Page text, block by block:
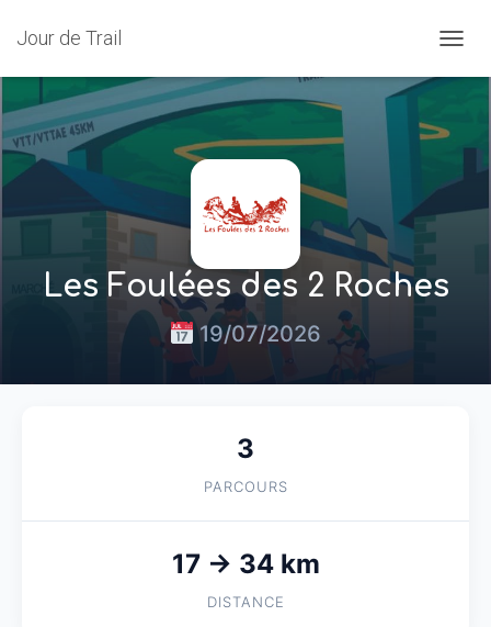
Jour de Trail
Les Foulées des 2 Roches
19/07/2026
3
PARCOURS
17 → 34 km
DISTANCE